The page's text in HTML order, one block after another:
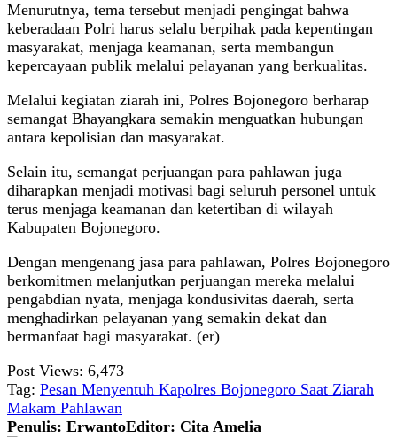
Menurutnya, tema tersebut menjadi pengingat bahwa
keberadaan Polri harus selalu berpihak pada kepentingan
masyarakat, menjaga keamanan, serta membangun
kepercayaan publik melalui pelayanan yang berkualitas.
Melalui kegiatan ziarah ini, Polres Bojonegoro berharap
semangat Bhayangkara semakin menguatkan hubungan
antara kepolisian dan masyarakat.
Selain itu, semangat perjuangan para pahlawan juga
diharapkan menjadi motivasi bagi seluruh personel untuk
terus menjaga keamanan dan ketertiban di wilayah
Kabupaten Bojonegoro.
Dengan mengenang jasa para pahlawan, Polres Bojonegoro
berkomitmen melanjutkan perjuangan mereka melalui
pengabdian nyata, menjaga kondusivitas daerah, serta
menghadirkan pelayanan yang semakin dekat dan
bermanfaat bagi masyarakat. (er)
Post Views: 6,473
Tag: Pesan Menyentuh Kapolres Bojonegoro Saat Ziarah
Makam Pahlawan
Penulis: ErwantoEditor: Cita Amelia